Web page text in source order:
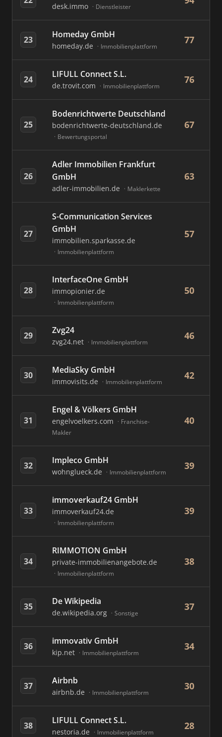
desk.immo Dienstleister
23 Homeday GmbH
homeday.de Immobilienplattform
77
24 LIFULL Connect S.L.
de.trovit.com Immobilienplattform
76
25
Bodenrichtwerte Deutschland
bodenrichtwerte-deutschland.de
Bewertungsportal
67
26
Adler Immobilien Frankfurt
GmbH
adler-immobilien.de Maklerkette
63
27
S-Communication Services
GmbH
immobilien.sparkasse.de
Immobilienplattform
57
28
InterfaceOne GmbH
immopionier.de
Immobilienplattform
50
29 Zvg24
zvg24.net Immobilienplattform
46
30 MediaSky GmbH
immovisits.de Immobilienplattform
42
31
Engel & Völkers GmbH
engelvoelkers.com
Franchise-
Makler
40
32 Impleco GmbH
wohnglueck.de Immobilienplattform
39
33
immoverkauf24 GmbH
immoverkauf24.de
Immobilienplattform
39
34
RIMMOTION GmbH
private-immobilienangebote.de
Immobilienplattform
38
35 De Wikipedia
de.wikipedia.org Sonstige
37
36 immovativ GmbH
kip.net Immobilienplattform
34
37 Airbnb
airbnb.de Immobilienplattform
30
38 LIFULL Connect S.L.
nestoria.de Immobilienplattform
28